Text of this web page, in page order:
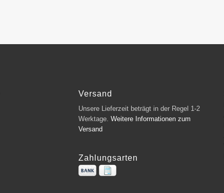
Versand
Unsere Lieferzeit beträgt in der Regel 1-2
Werktage. Weitere Informationen zum
Versand
Zahlungsarten